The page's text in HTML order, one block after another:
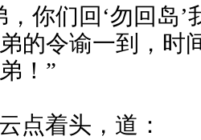
你们回‘勿回岛’
的令谕一到，时
！”
点着头，道：